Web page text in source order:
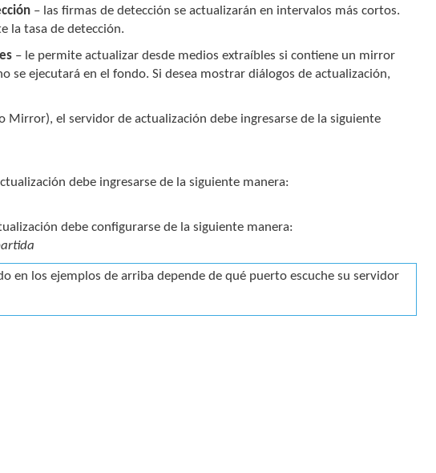
– las firmas de detección se actualizarán en intervalos más cortos.
la tasa de detección.
– le permite actualizar desde medios extraíbles si contiene un mirror
se ejecutará en el fondo. Si desea mostrar diálogos de actualización,
Mirror), el servidor de actualización debe ingresarse de la siguiente
debe ingresarse de la siguiente manera:
debe configurarse de la siguiente manera:
en los ejemplos de arriba depende de qué puerto escuche su servidor